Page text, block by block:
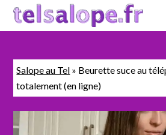
Salope au Tel » Beurette suce au
totalement (en ligne)